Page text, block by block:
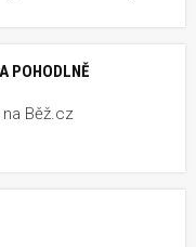
POHODLNĚ
Běž.cz